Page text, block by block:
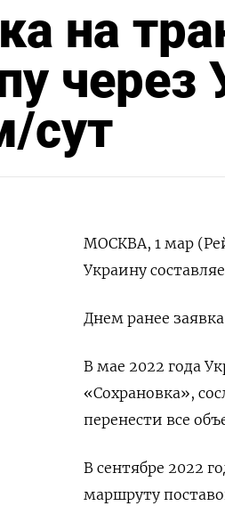
на
через
сут
МОСКВА, 1 мар
Украину
Днем ранее
В мае 2022 года
«Сохрановка»,
перенести все
В сентябре 2022
маршруту